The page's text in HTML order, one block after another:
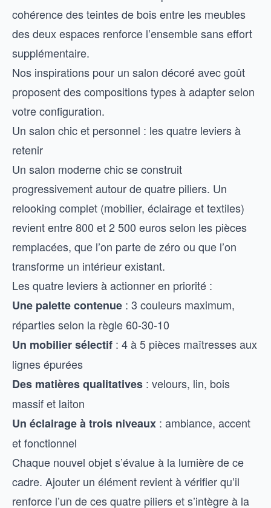
cohérence des teintes de bois entre les meubles
des deux espaces renforce l’ensemble sans effort
supplémentaire.
Nos inspirations pour un salon décoré avec goût
proposent des compositions types à adapter selon
votre configuration.
Un salon chic et personnel : les quatre leviers à
retenir
Un salon moderne chic se construit
progressivement autour de quatre piliers. Un
relooking complet (mobilier, éclairage et textiles)
revient entre 800 et 2 500 euros selon les pièces
remplacées, que l’on parte de zéro ou que l’on
transforme un intérieur existant.
Les quatre leviers à actionner en priorité :
Une palette contenue : 3 couleurs maximum,
réparties selon la règle 60-30-10
Un mobilier sélectif : 4 à 5 pièces maîtresses aux
lignes épurées
Des matières qualitatives : velours, lin, bois
massif et laiton
Un éclairage à trois niveaux : ambiance, accent
et fonctionnel
Chaque nouvel objet s’évalue à la lumière de ce
cadre. Ajouter un élément revient à vérifier qu’il
renforce l’un de ces quatre piliers et s’intègre à la